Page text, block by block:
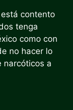
contento
tenga
como con
no hacer lo
narcóticos a